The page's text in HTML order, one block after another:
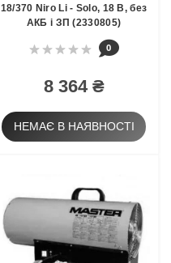
18/370 Niro Li - Solo, 18 В, без
АКБ і ЗП (2330805)
0
8 364 ₴
НЕМАЄ В НАЯВНОСТІ